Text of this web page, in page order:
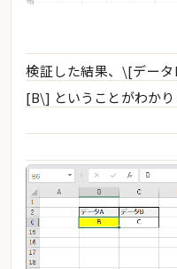
検証した結果、\[デー
[B\] ということがわかり